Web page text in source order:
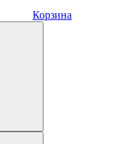
Корзина